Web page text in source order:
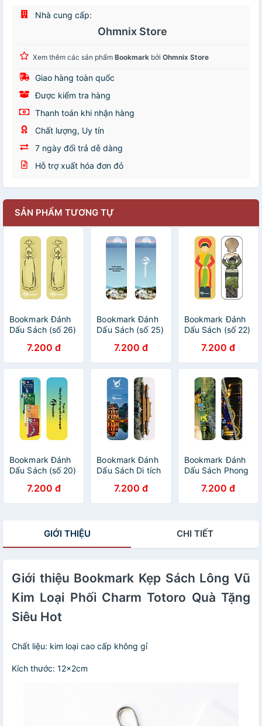
Nhà cung cấp:
Ohmnix Store
Xem thêm các sản phẩm Bookmark bởi Ohmnix Store
Giao hàng toàn quốc
Được kiểm tra hàng
Thanh toán khi nhận hàng
Chất lượng, Uy tín
7 ngày đổi trả dễ dàng
Hỗ trợ xuất hóa đơn đỏ
SẢN PHẨM TƯƠNG TỰ
Bookmark Đánh
Dấu Sách (số 26)
7.200 đ
Bookmark Đánh
Dấu Sách (số 25)
7.200 đ
Bookmark Đánh
Dấu Sách (số 22)
7.200 đ
Bookmark Đánh
Dấu Sách (số 20)
7.200 đ
Bookmark Đánh
Dấu Sách Di tích
7.200 đ
Bookmark Đánh
Dấu Sách Phong
7.200 đ
GIỚI THIỆU CHI TIẾT
Giới thiệu Bookmark Kẹp Sách Lông Vũ
Kim Loại Phối Charm Totoro Quà Tặng
Siêu Hot
Chất liệu: kim loại cao cấp không gỉ
Kích thước: 12x2cm